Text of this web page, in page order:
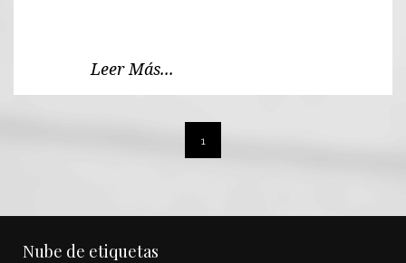
Leer Más...
1
Nube de etiquetas